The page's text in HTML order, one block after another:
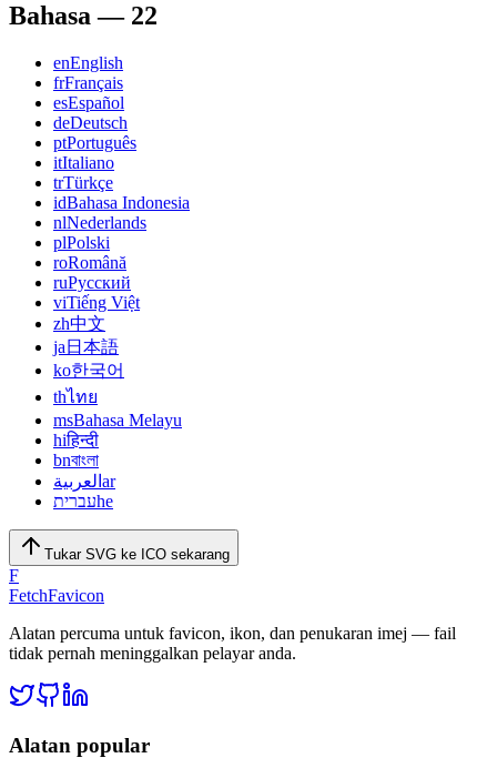
Bahasa— 22
enEnglish
frFrançais
esEspañol
deDeutsch
ptPortuguês
itItaliano
trTürkçe
idBahasa Indonesia
nlNederlands
plPolski
roRomână
ruРусский
viTiếng Việt
zh中文
ja 日本語
ko한국어
thไทย
msBahasa Melayu
hiहिन्दी
bnবাংলা
ar العربية
heעברית
Tukar SVG ke ICO sekarang
F
FetchFavicon
Alatan percuma untuk favicon, ikon, dan penukaran imej — fail
tidak pernah meninggalkan pelayar anda.
Alatan popular